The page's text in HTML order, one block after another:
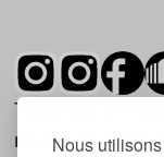
Nous
Tsugi est un
musique et les